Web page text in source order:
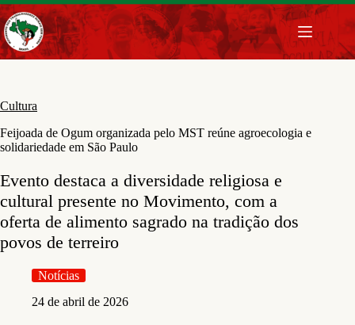
Pular
para
o
conteúdo
Cultura
Feijoada de Ogum organizada pelo MST reúne agroecologia e
solidariedade em São Paulo
Evento destaca a diversidade religiosa e
cultural presente no Movimento, com a
oferta de alimento sagrado na tradição dos
povos de terreiro
Notícias
24 de abril de 2026